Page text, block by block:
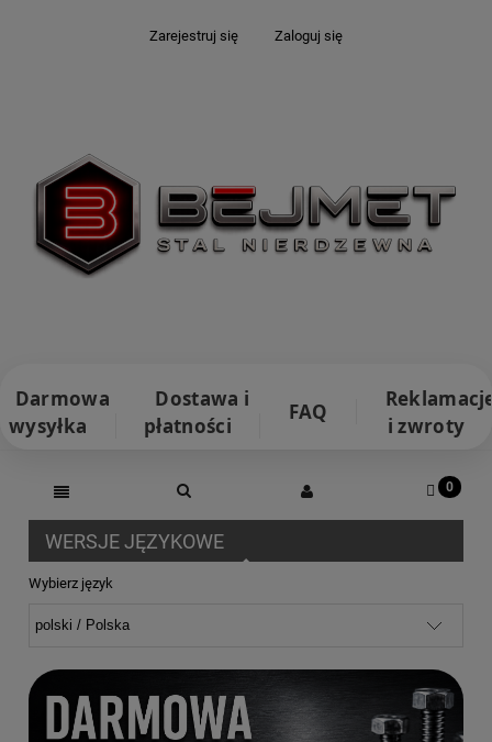
Zarejestruj się Zaloguj się
Darmowa
wysyłka
Dostawa i
płatności
FAQ
i zwroty
WERSJE JĘZYKOWE
Wybierz język